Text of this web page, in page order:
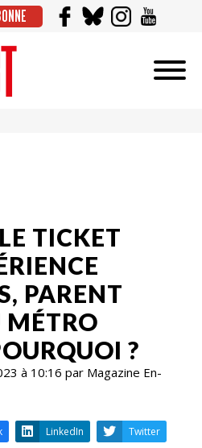
TICKET
PARENT
MÉTRO
?
à 10:16 par Magazine En-